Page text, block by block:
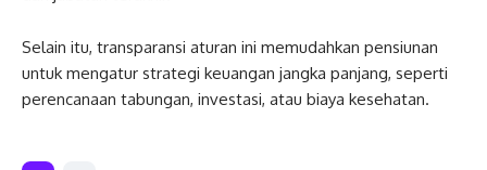
Selain itu, transparansi aturan ini memudahkan pensiunan
untuk mengatur strategi keuangan jangka panjang, seperti
perencanaan tabungan, investasi, atau biaya kesehatan.